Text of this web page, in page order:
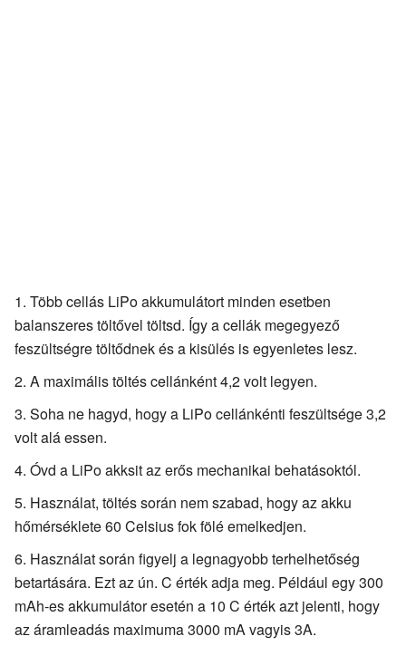
Több cellás LiPo akkumulátort minden esetben
balanszeres töltővel töltsd. Így a cellák megegyező
feszültségre töltődnek és a kisülés is egyenletes lesz.
A maximális töltés cellánként 4,2 volt legyen.
Soha ne hagyd, hogy a LiPo cellánkénti feszültsége 3,2
volt alá essen.
Óvd a LiPo akksit az erős mechanikai behatásoktól.
Használat, töltés során nem szabad, hogy az akku
hőmérséklete 60 Celsius fok fölé emelkedjen.
Használat során figyelj a legnagyobb terhelhetőség
betartására. Ezt az ún. C érték adja meg. Például egy 300
mAh-es akkumulátor esetén a 10 C érték azt jelenti, hogy
az áramleadás maximuma 3000 mA vagyis 3A.